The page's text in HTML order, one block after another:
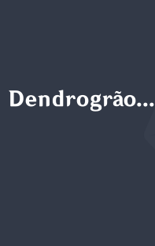
Dendrogrão...